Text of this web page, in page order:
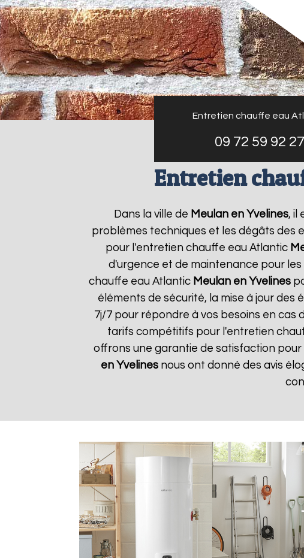
Entretien chauffe eau
09 72 59 92 27
Entretien
Dans la ville de Meulan en Yvelines, il
problèmes techniques et les dégâts des
pour l'entretien chauffe eau Atlantic
d'urgence et de maintenance pour
chauffe eau Atlantic Meulan en Yvelines
éléments de sécurité, la mise à jour
7j/7 pour répondre à vos besoins en cas
tarifs compétitifs pour l'entretien
offrons une garantie de satisfaction
en Yvelines nous ont donné des avis